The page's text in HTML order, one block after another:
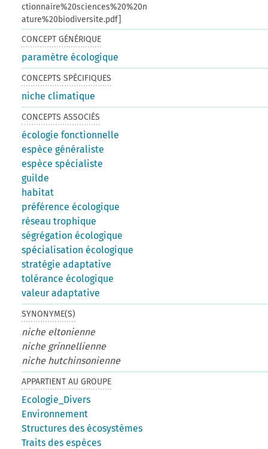
ctionnaire%20sciences%20%20n
ature%20biodiversite.pdf]
CONCEPT GÉNÉRIQUE
paramètre écologique
CONCEPTS SPÉCIFIQUES
niche climatique
CONCEPTS ASSOCIÉS
écologie fonctionnelle
espèce généraliste
espèce spécialiste
guilde
habitat
préférence écologique
réseau trophique
ségrégation écologique
spécialisation écologique
stratégie adaptative
tolérance écologique
valeur adaptative
SYNONYME(S)
niche eltonienne
niche grinnellienne
niche hutchinsonienne
APPARTIENT AU GROUPE
Ecologie_Divers
Environnement
Structures des écosystèmes
Traits des espèces